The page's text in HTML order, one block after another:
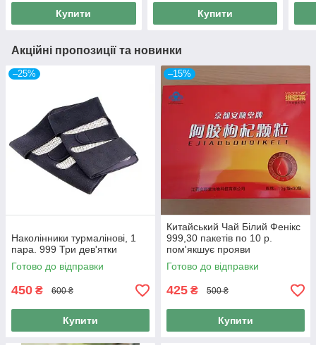
Купити Купити
Акційні пропозиції та новинки
–25%
Наколінники турмалінові, 1
пара. 999 Три дев'ятки
Готово до відправки
450 ₴ 600 ₴
Купити
–15%
Китайський Чай Білий Фенікс
999,30 пакетів по 10 р.
пом'якшує прояви
клімактеричного синдрому.
Готово до відправки
425 ₴ 500 ₴
Купити